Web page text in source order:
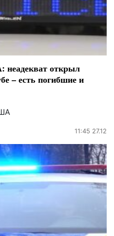
открыл
– есть погибшие и
11:45 27.12